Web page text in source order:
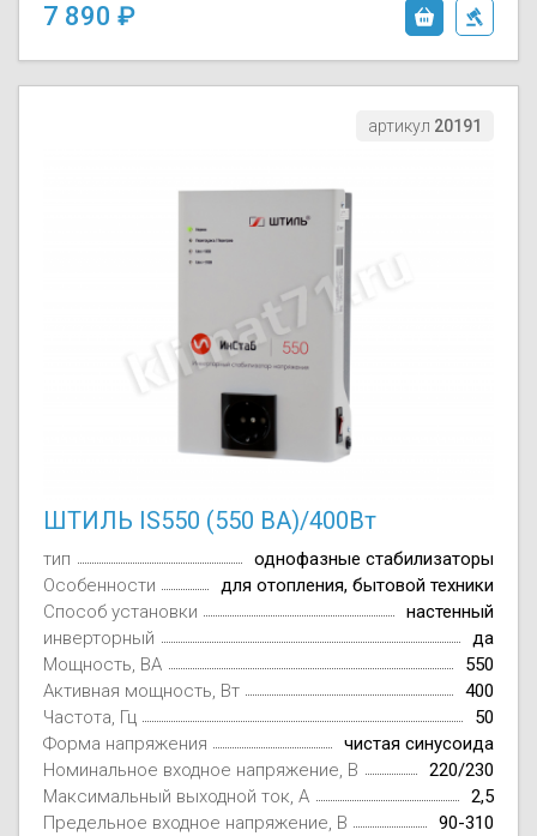
7 890
артикул 20191
ШТИЛЬ IS550 (550 ВА)/400Вт
тип
однофазные стабилизаторы
Особенности
для отопления, бытовой техники
Способ установки
настенный
инверторный
да
Мощность, ВА
550
Активная мощность, Вт
400
Частота, Гц
50
Форма напряжения
чистая синусоида
Номинальное входное напряжение, В
220/230
Максимальный выходной ток, А
2,5
Предельное входное напряжение, В
90-310